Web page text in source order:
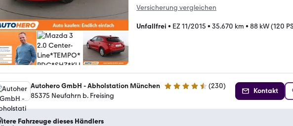
Versicherung vergleichen
Unfallfrei • EZ 11/2015 • 35.670 km • 88 kW (120
Autohero GmbH - Abholstation München 4.4 Sterne (230)
85375 Neufahrn b. Freising
Kontakt
Fahrzeuge dieses Händlers